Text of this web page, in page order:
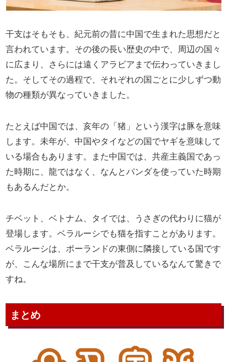
干支はそもそも、紀元前の昔に中国で生まれた思想だと
言われています。その後の長い歴史の中で、周辺の国々
に広まり、さらには遠くアラビアまで伝わっていきまし
た。そしてその過程で、それぞれの国ごとに少しずつ動
物の種類が異なっていきました。
たとえば中国では、亥年の「猪」という漢字は豚を意味
します。未年が、中国やタイなどの国でヤギを意味して
いる場合もあります。また中国では、共産主義国であっ
た時期に、龍ではなく、なんとパンダを使っていた時期
もあるんだとか。
チベット、ベトナム、タイでは、うさぎの代わりに猫が
登場します。ベラルーシでも猫を指すことがあります。
ベラルーシは、ポーランドの東側に隣接している国です
が、こんな場所にまで干支が普及しているなんて驚きで
すね。
まとめ